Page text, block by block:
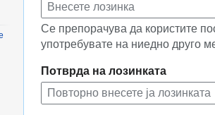
Се препорачува да користите
употребувате на ниедно друго
Потврда на лозинката